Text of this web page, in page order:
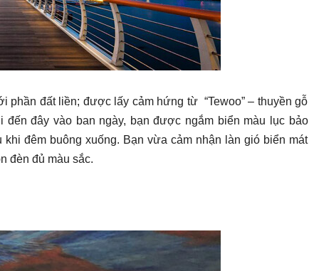
đất liền; được lấy cảm hứng từ “Tewoo” – thuyền gỗ
đến đây vào ban ngày, bạn được ngắm biển màu lục bảo
đêm buông xuống. Bạn vừa cảm nhận làn gió biển mát
đèn đủ màu sắc.